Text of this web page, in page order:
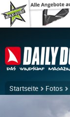
Startseite Fotos